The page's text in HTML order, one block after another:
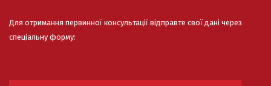
Для отримання первинної консультації відправте свої дані через
спеціальну форму: